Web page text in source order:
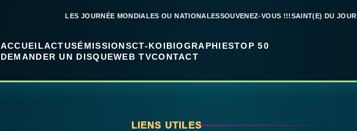
LES JOURNÉE MONDIALES OU NATIONALESSOUVENEZ-VOUS !!!SAINT(E) DU JOUR
ACCUEILACTUSÉMISSIONSCT-KOIBIOGRAPHIESTOP 50
DEMANDER UN DISQUEWEB TVCONTACT
LIENS UTILES